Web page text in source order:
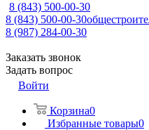
8 (843) 500-00-30
8 (843) 500-00-30
8 (987) 284-00-30
Заказать звонок
Задать вопрос
Войти
Корзина0
Избранные товары0